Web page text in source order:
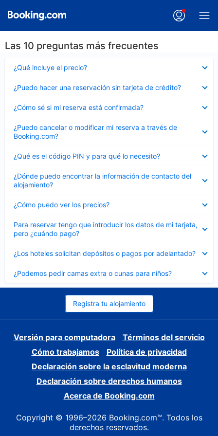
Las 10 preguntas más frecuentes
¿Qué incluye el precio?
cerrado
¿Puedo hacer una reservación sin tarjeta de crédito?
cerrado
¿Cómo sé si mi reserva está confirmada?
cerrado
¿Puedo cancelar o modificar mi reserva a través de
Booking.com?
cerrado
¿Qué es el código PIN y para qué lo necesito?
cerrado
¿Dónde puedo encontrar la información de contacto del
alojamiento?
cerrado
¿Cómo puedo ver los precios?
cerrado
Para reservar tengo que introducir los datos de mi tarjeta,
pero ¿cuándo pago?
cerrado
¿Los hoteles solicitan depósitos o pagos por adelantado?
cerrado
¿Podemos pedir camas extra o cunas para niños?
cerrado
Registra tu alojamiento
Versión para computadora
Términos del servicio
Cómo trabajamos
Política de privacidad
Declaración sobre la esclavitud moderna
Declaración sobre derechos humanos
Acerca de Booking.com
Copyright © 1996–2026 Booking.com™. Todos los
derechos reservados.